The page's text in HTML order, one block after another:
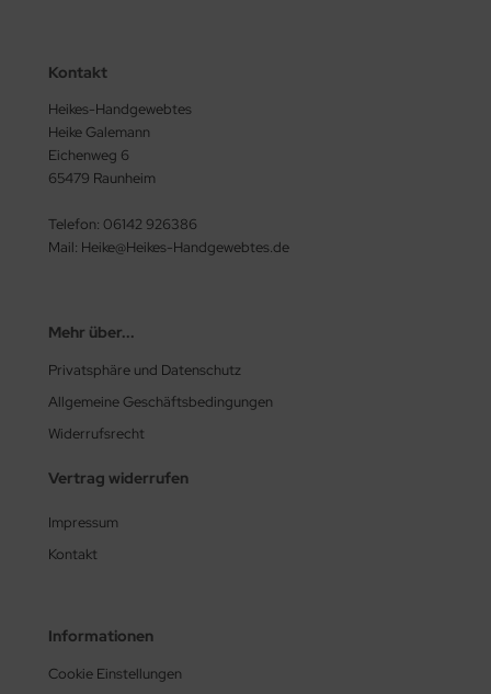
Kontakt
Heikes-Handgewebtes
Heike Galemann
Eichenweg 6
65479 Raunheim
Telefon: 06142 926386
Mail: Heike@Heikes-Handgewebtes.de
Mehr über...
Privatsphäre und Datenschutz
Allgemeine Geschäftsbedingungen
Widerrufsrecht
Vertrag widerrufen
Impressum
Kontakt
Informationen
Cookie Einstellungen